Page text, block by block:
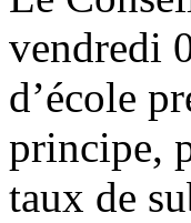
vendredi
d’école
principe,
taux de